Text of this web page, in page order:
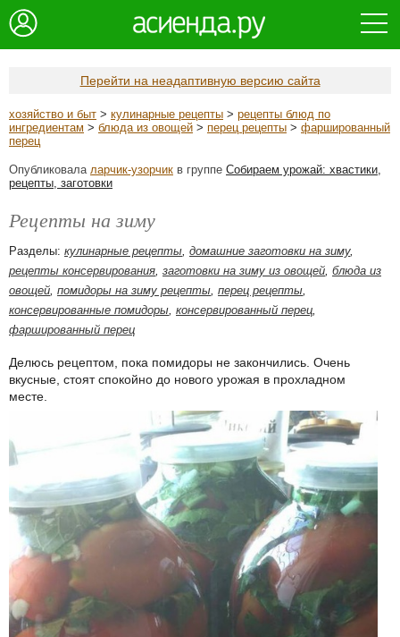
Перейти на неадаптивную версию сайта
хозяйство и быт > кулинарные рецепты > рецепты блюд по
ингредиентам > блюда из овощей > перец рецепты > фаршированный
перец
Опубликовала ларчик-узорчик в группе Собираем урожай: хвастики,
рецепты, заготовки
Рецепты на зиму
Разделы: кулинарные рецепты, домашние заготовки на зиму,
рецепты консервирования, заготовки на зиму из овощей, блюда из
овощей, помидоры на зиму рецепты, перец рецепты,
консервированные помидоры, консервированный перец,
фаршированный перец
Делюсь рецептом, пока помидоры не закончились. Очень
вкусные, стоят спокойно до нового урожая в прохладном
месте.